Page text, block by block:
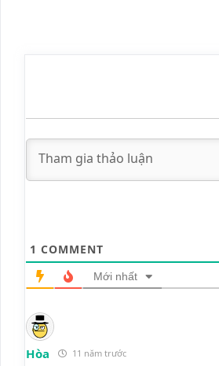
1 COMMENT
Mới nhất
Hòa 11 năm trước